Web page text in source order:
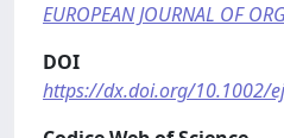
EUROPEAN JOURNAL OF
DOI
https://dx.doi.org/10.1002/